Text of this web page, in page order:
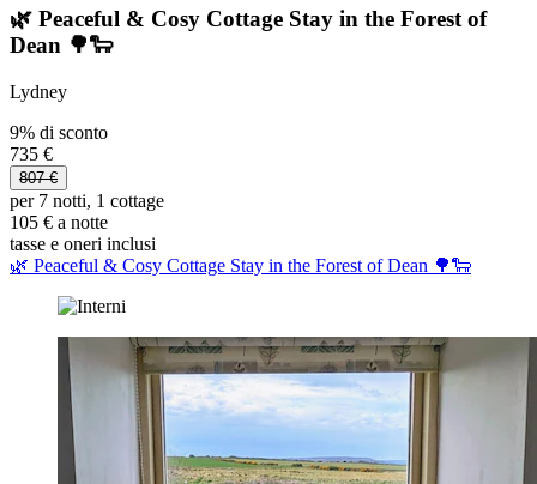
🌿 Peaceful & Cosy Cottage Stay in the Forest of
Dean 🌳🐑
Lydney
9% di sconto
735 €
807 €
per 7 notti, 1 cottage
105 € a notte
tasse e oneri inclusi
🌿 Peaceful & Cosy Cottage Stay in the Forest of Dean 🌳🐑